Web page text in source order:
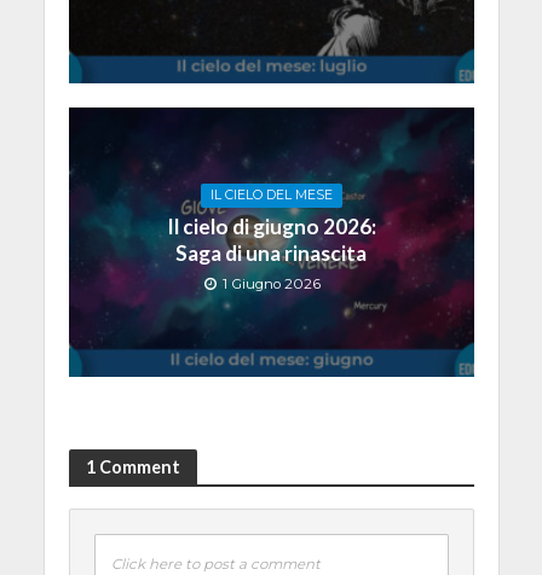
IL CIELO DEL MESE
Il cielo di giugno 2026:
Saga di una rinascita
1 Giugno 2026
1 Comment
Click here to post a comment